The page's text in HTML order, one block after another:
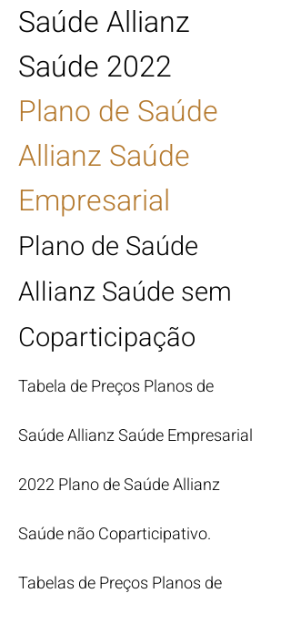
Saúde Allianz
Saúde 2022
Plano de Saúde
Allianz Saúde
Empresarial
Plano de Saúde
Allianz Saúde sem
Coparticipação
Tabela de Preços Planos de
Saúde Allianz Saúde Empresarial
2022 Plano de Saúde Allianz
Saúde não Coparticipativo.
Tabelas de Preços Planos de